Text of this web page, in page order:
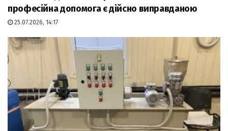
професійна допомога є дійсно виправданою
25.07.2026, 14:17